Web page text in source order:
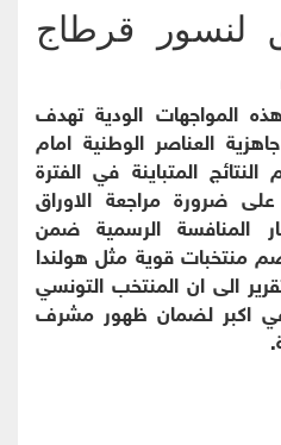
لنسور قرطاج
المواجهات الودية تهدف
العناصر الوطنية امام
المتباينة في الفترة
ضرورة مراجعة الاوراق
المنافسة الرسمية ضمن
منتخبات قوية مثل هولندا
الى ان المنتخب التونسي
اكبر لضمان ظهور مشرف